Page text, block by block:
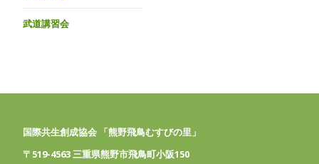
武道講習会
国際共生創成協会 「熊野飛鳥むすびの里」
〒519-4563 三重県熊野市飛鳥町小阪150